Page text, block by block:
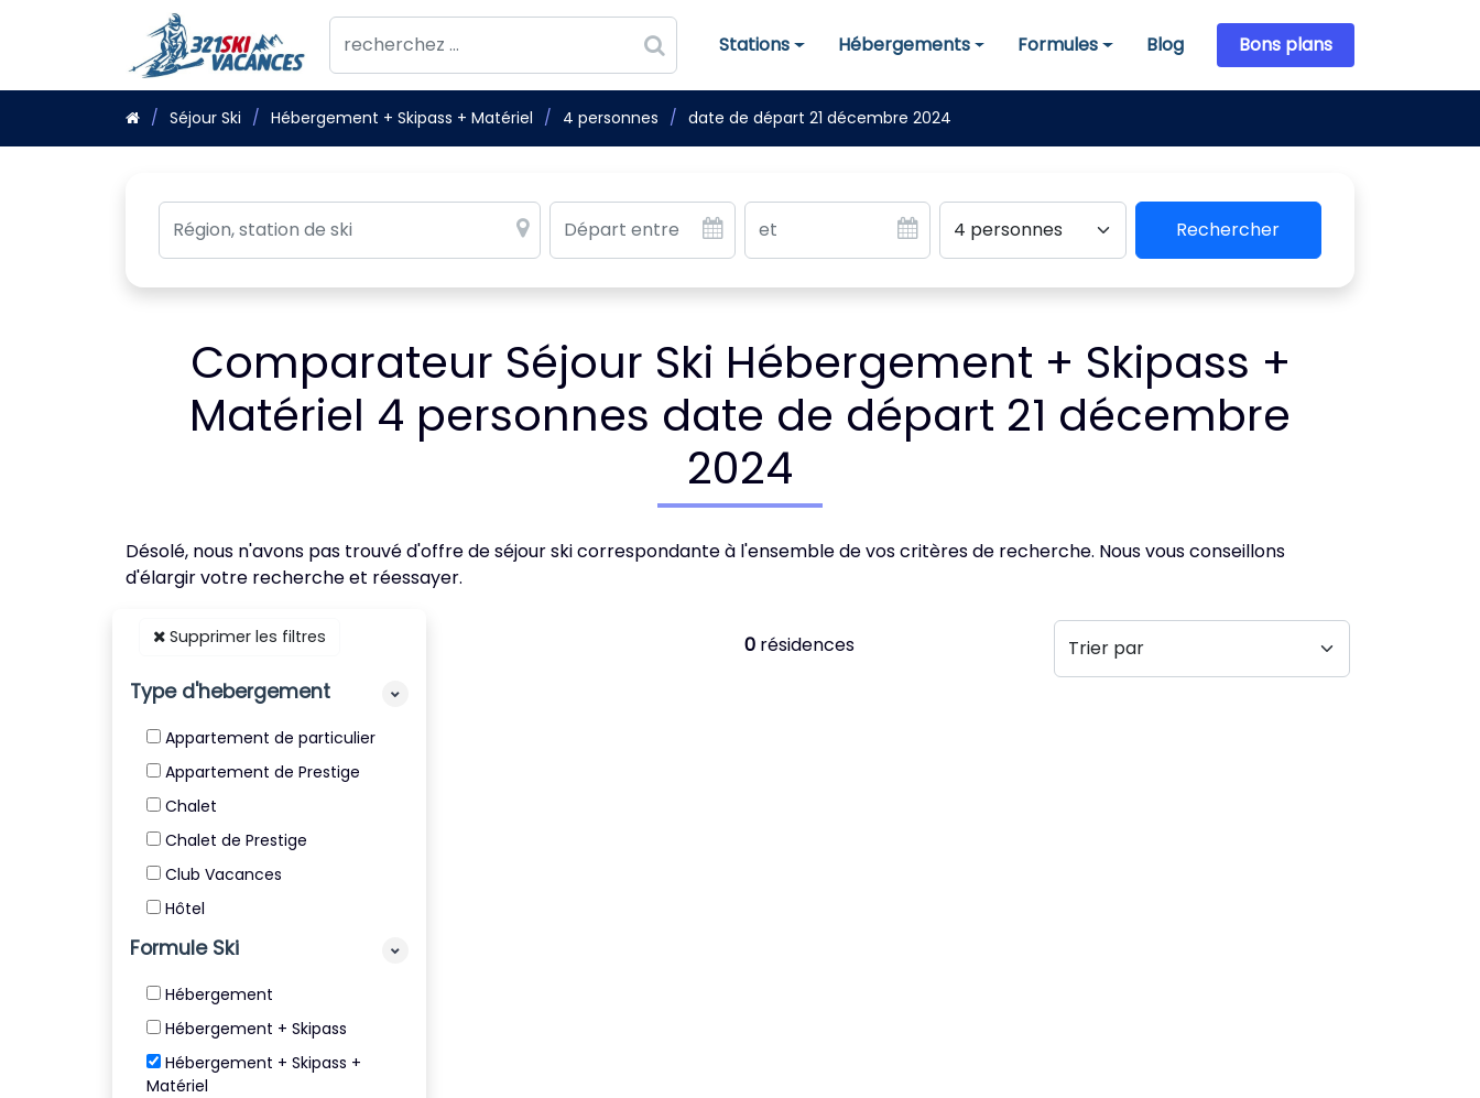
Stations
Stations de skiHébergements
Hébergements Formules
Formules Blog Bons plans
Séjour Ski Hébergement + Skipass + Matériel 4 personnes date de départ 21 décembre 2024
Rechercher
Comparateur Séjour Ski Hébergement + Skipass +
Matériel 4 personnes date de départ 21 décembre
2024
Désolé, nous n'avons pas trouvé d'offre de séjour ski correspondante à l'ensemble de vos critères de recherche. Nous vous conseillons
d'élargir votre recherche et réessayer.
Supprimer les filtres
Type d'hebergement
Appartement de particulier
Appartement de Prestige
Chalet
Chalet de Prestige
Club Vacances
Hôtel
Résidence
5*
Villa
Formule Ski
Hébergement
Hébergement + Skipass
Hébergement + Skipass +
Matériel
0résidences